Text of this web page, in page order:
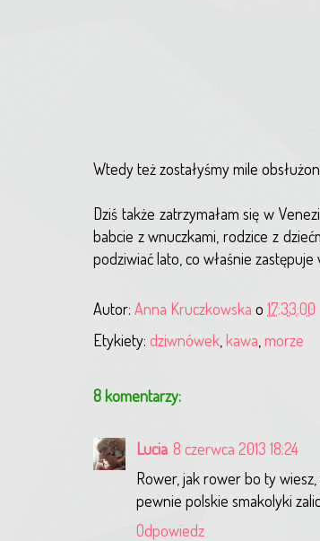
Wtedy też zostałyśmy mile
Dziś także zatrzymałam się w
babcie z wnuczkami, rodzice z
podziwiać lato, co właśnie zastępuje
Autor: Anna Kruczkowska o 17:33:00
Etykiety: dziwnówek kawa morze
8 komentarzy:
Lucia 8 czerwca 2013 18:24
Rower, jak rower bo ty
pewnie polskie smakolyki
Odpowiedz